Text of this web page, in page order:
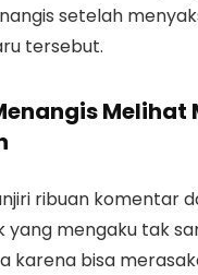
setelah
tersebut.
Melihat
ribuan komentar
yang mengaku tak
karena bisa